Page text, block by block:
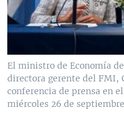
VENEZUELA
BRASIL
NICARAGUA
ECONOMÍA
ENTRETENIMIENTO Y
TECNOLOGÍA
DEPORTES
CIENCIA Y SALUD
MULTIMEDIA
VIDEOS
FOTOGRAFÍA
AUDIOS
PROGRAMAS TV
EL MUNDO AL DÍA
FORO INTERAMERICANO
VISIÓN 360
RADIO
AVANCE INFORMATIVO
AUDIONOTICIAS
DIRECT
DOCUMENTALES DE LA VOA
El ministro de Economía
directora gerente del FMI,
conferencia de prensa en
miércoles 26 de